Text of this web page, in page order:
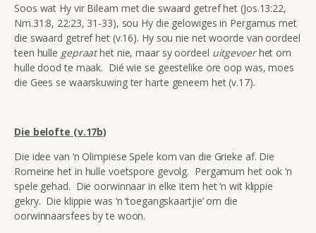
Soos wat Hy vir Bileam met die swaard getref het (Jos.13:22,
Nm.31:8, 22:23, 31-33), sou Hy die gelowiges in Pergamus met
die swaard getref het (v.16). Hy sou nie net woorde van oordeel
teen hulle gepraathet nie, maar sy oordeel uitgevoerhet om
hulle dood te maak. Dié wie se geestelike ore oop was, moes
die Gees se waarskuwing ter harte geneem het (v.17).
Die belofte (v.17b)
Die idee van ‘n Olimpiese Spele kom van die Grieke af. Die
Romeine het in hulle voetspore gevolg. Pergamum het ook ‘n
spele gehad. Die oorwinnaar in elke item het ‘n wit klippie
gekry. Die klippie was ‘n ‘toegangskaartjie’ om die
oorwinnaarsfees by te woon.